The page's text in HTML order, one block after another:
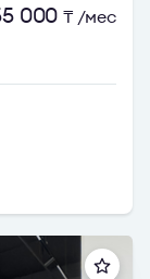
000 ₸ /мес